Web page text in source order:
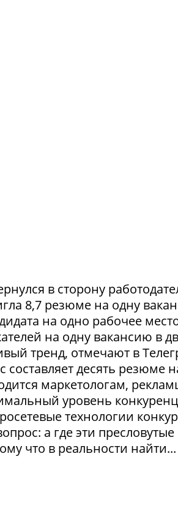
в сторону
8,7 резюме на одну
на одно рабочее
на одну вакансию в
тренд, отмечают в
десять резюме
маркетологам,
уровень
технологии
а где эти пресловутые
что в реальности найти...